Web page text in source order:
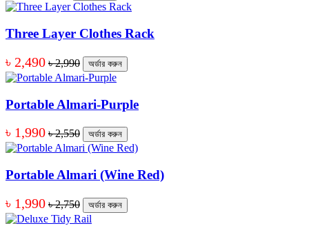
Three Layer Clothes Rack
৳ 2,490 ৳ 2,990 অর্ডার করুন
Portable Almari-Purple
৳ 1,990 ৳ 2,550 অর্ডার করুন
Portable Almari (Wine Red)
৳ 1,990 ৳ 2,750 অর্ডার করুন